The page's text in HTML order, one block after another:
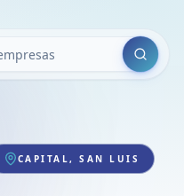
Buscar
CAPITAL, SAN LUIS